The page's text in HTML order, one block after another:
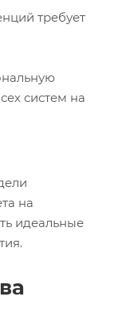
требует
систем на
на
идеальные